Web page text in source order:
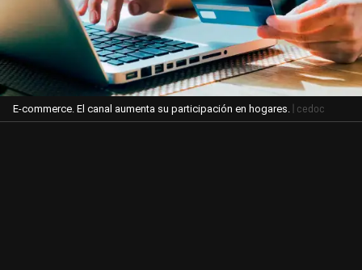
E-commerce. El canal aumenta su participación en hogares. | cedoc